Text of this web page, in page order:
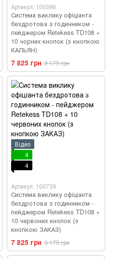
Артикул: 100396
Система виклику офіціанта
бездротова з годинником -
пейджером Retekess TD108 +
10 чорних кнопок (з кнопкою
КАЛЬЯН)
7 825 грн 9 175 грн
Відео
4
4
Артикул: 100739
Система виклику офіціанта
бездротова з годинником -
пейджером Retekess TD108 +
10 червоних кнопок (з
кнопкою ЗАКАЗ)
7 825 грн 9 175 грн